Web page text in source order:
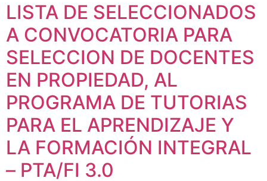
LISTA DE SELECCIONADOS
A CONVOCATORIA PARA
SELECCION DE DOCENTES
EN PROPIEDAD, AL
PROGRAMA DE TUTORIAS
PARA EL APRENDIZAJE Y
LA FORMACIÓN INTEGRAL
– PTA/FI 3.0